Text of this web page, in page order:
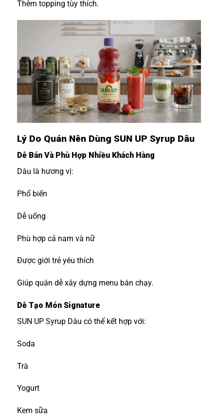
Thêm topping tùy thích.
Lý Do Quán Nên Dùng SUN UP Syrup Dâu
Dễ Bán Và Phù Hợp Nhiều Khách Hàng
Dâu là hương vị:
Phổ biến
Dễ uống
Phù hợp cả nam và nữ
Được giới trẻ yêu thích
Giúp quán dễ xây dựng menu bán chạy.
Dễ Tạo Món Signature
SUN UP Syrup Dâu có thể kết hợp với:
Soda
Trà
Yogurt
Kem sữa